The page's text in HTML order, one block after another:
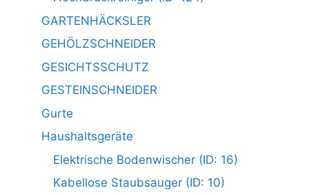
GARTENHÄCKSLER
GEHÖLZSCHNEIDER
GESICHTSSCHUTZ
GESTEINSCHNEIDER
Gurte
Haushaltsgeräte
Elektrische Bodenwischer (ID: 16)
Kabellose Staubsauger (ID: 10)